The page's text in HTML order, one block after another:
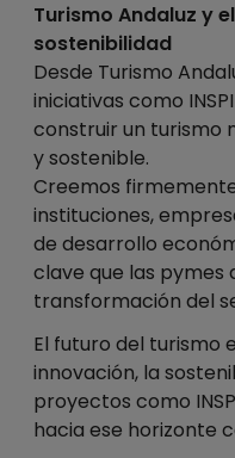
Turismo Andaluz y
sostenibilidad
Desde Turismo
iniciativas como
construir un turismo
y sostenible.
Creemos
instituciones,
de desarrollo
clave que las pymes
transformación del
El futuro del turismo
innovación, la
proyectos como
hacia ese horizonte